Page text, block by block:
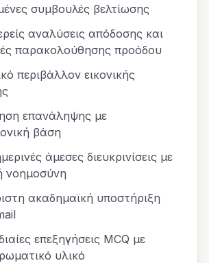
συμβουλές βελτίωσης
αναλύσεις απόδοσης και
παρακολούθησης προόδου
περιβάλλον εικονικής
επανάληψης με
βάση
άμεσες διευκρινίσεις με
νοημοσύνη
ακαδημαϊκή υποστήριξη
επεξηγήσεις MCQ με
υλικό